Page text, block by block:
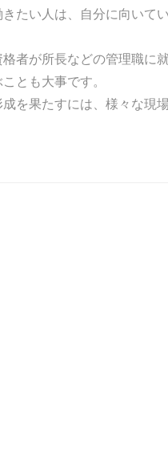
たい人は、自分に向いて
者が所長などの管理職に
とも大事です。
を果たすには、様々な現